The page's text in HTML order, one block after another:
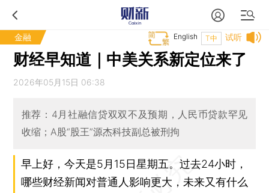
金融 试听
T中
English
财经早知道｜中美关系新定位来了
2026年05月15日 06:38
推荐：4月社融信贷双双不及预期，人民币贷款罕见
收缩；A股“股王”源杰科技副总被刑拘
早上好，今天是5月15日星期五。过去24小时，
哪些财经新闻对普通人影响更大，未来又有什么